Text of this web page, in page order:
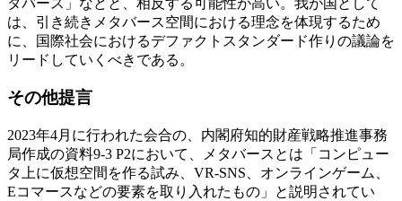
は、引き続きメタバース空間における理念を体現するため
に、国際社会におけるデファクトスタンダード作りの議論を
リードしていくべきである。
その他提言
2023年4月に行われた会合の、内閣府知的財産戦略推進事務
局作成の資料9-3 P2において、メタバースとは「コンピュー
タ上に仮想空間を作る試み、VR-SNS、オンラインゲーム、
Eコマースなどの要素を取り入れたもの」と説明されてい